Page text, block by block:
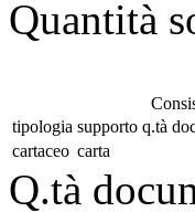
Quantità
tipologia supporto q.tà
cartaceo carta
Q.tà